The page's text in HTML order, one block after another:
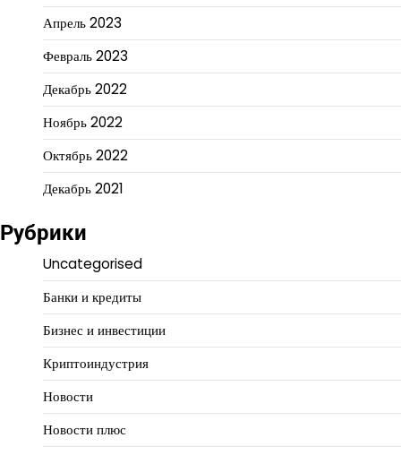
Апрель 2023
Февраль 2023
Декабрь 2022
Ноябрь 2022
Октябрь 2022
Декабрь 2021
Рубрики
Uncategorised
Банки и кредиты
Бизнес и инвестиции
Криптоиндустрия
Новости
Новости плюс